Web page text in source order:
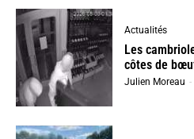
Actualités
Les
côtes de
Julien Moreau -